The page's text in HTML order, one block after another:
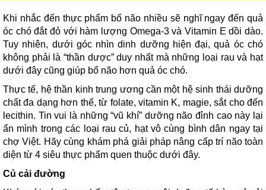
Khi nhắc đến thực phẩm bổ não nhiều sẽ nghĩ ngay đến quả
óc chó đắt đỏ với hàm lượng Omega-3 và Vitamin E dồi dào.
Tuy nhiên, dưới góc nhìn dinh dưỡng hiện đại, quả óc chó
không phải là “thần dược” duy nhất mà những loại rau và hạt
dưới đây cũng giúp bổ não hơn quả óc chó.
Thực tế, hệ thần kinh trung ương cần một hệ sinh thái dưỡng
chất đa dạng hơn thế, từ folate, vitamin K, magie, sắt cho đến
lecithin. Tin vui là những “vũ khí” dưỡng não đỉnh cao này lại
ẩn mình trong các loại rau củ, hạt vô cùng bình dân ngay tại
chợ Việt. Hãy cùng khám phá giải pháp nâng cấp trí não toàn
diện từ 4 siêu thực phẩm quen thuộc dưới đây.
Củ cải đường